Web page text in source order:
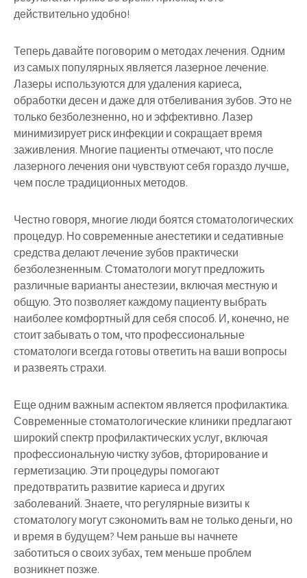
действительно удобно!
Теперь давайте поговорим о методах лечения. Одним
из самых популярных является лазерное лечение.
Лазеры используются для удаления кариеса,
обработки десен и даже для отбеливания зубов. Это не
только безболезненно, но и эффективно. Лазер
минимизирует риск инфекции и сокращает время
заживления. Многие пациенты отмечают, что после
лазерного лечения они чувствуют себя гораздо лучше,
чем после традиционных методов.
Честно говоря, многие люди боятся стоматологических
процедур. Но современные анестетики и седативные
средства делают лечение зубов практически
безболезненным. Стоматологи могут предложить
различные варианты анестезии, включая местную и
общую. Это позволяет каждому пациенту выбрать
наиболее комфортный для себя способ. И, конечно, не
стоит забывать о том, что профессиональные
стоматологи всегда готовы ответить на ваши вопросы
и развеять страхи.
Еще одним важным аспектом является профилактика.
Современные стоматологические клиники предлагают
широкий спектр профилактических услуг, включая
профессиональную чистку зубов, фторирование и
герметизацию. Эти процедуры помогают
предотвратить развитие кариеса и других
заболеваний. Знаете, что регулярные визиты к
стоматологу могут сэкономить вам не только деньги, но
и время в будущем? Чем раньше вы начнете
заботиться о своих зубах, тем меньше проблем
возникнет позже.